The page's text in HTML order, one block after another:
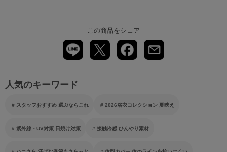
この商品をシェア
人気のキーワード
スタッフおすすめ 選ぶならこれ 2026浴衣コレクション 夏映え
紫外線・UV対策 日焼け対策 接触冷感 ひんやり素材